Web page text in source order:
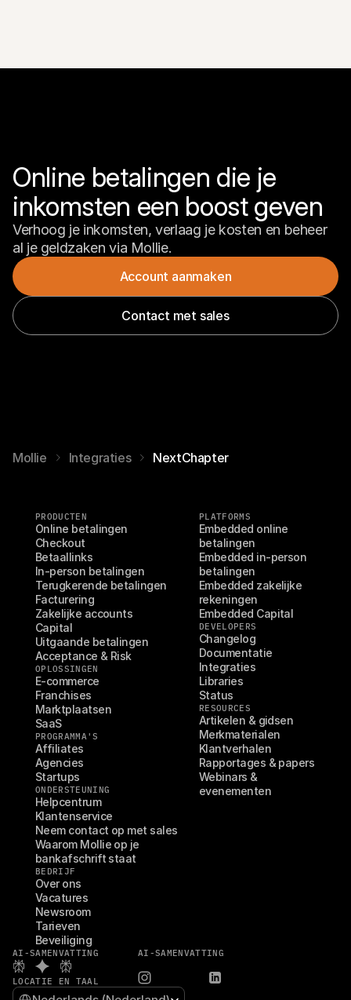
Online betalingen die je
inkomsten een boost geven
Verhoog je inkomsten, verlaag je kosten en beheer
al je geldzaken via Mollie.
Account aanmaken
Contact met sales
Mollie Integraties NextChapter
PRODUCTEN
Online betalingen
Checkout
Betaallinks
In-person betalingen
Terugkerende betalingen
Facturering
Zakelijke accounts
Capital
Uitgaande betalingen
Acceptance & Risk
OPLOSSINGEN
E-commerce
Franchises
Marktplaatsen
SaaS
PROGRAMMA'S
Affiliates
Agencies
Startups
ONDERSTEUNING
Helpcentrum
Klantenservice
Neem contact op met sales
Waarom Mollie op je
bankafschrift staat
BEDRIJF
Over ons
Vacatures
Newsroom
Tarieven
Beveiliging
PLATFORMS
Embedded online
betalingen
Embedded in-person
betalingen
Embedded zakelijke
rekeningen
Embedded Capital
DEVELOPERS
Changelog
Documentatie
Integraties
Libraries
Status
RESOURCES
Artikelen & gidsen
Merkmaterialen
Klantverhalen
Rapportages & papers
Webinars &
evenementen
AI-SAMENVATTING AI-SAMENVATTING
LOCATIE EN TAAL
Select Language